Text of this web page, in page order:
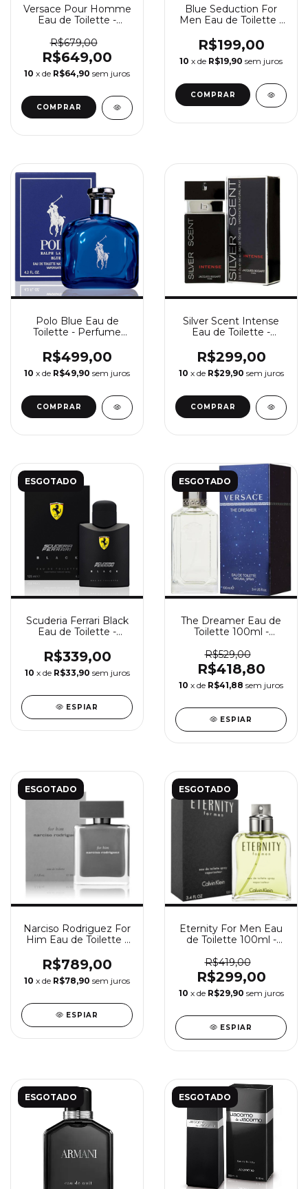
Versace Pour Homme
Eau de Toilette -
Versace
R$679,00
R$649,00
10 x de R$64,90 sem juros
COMPRAR
Blue Seduction For
Men Eau de Toilette -
Antonio Banderas
R$199,00
10 x de R$19,90 sem juros
COMPRAR
Polo Blue Eau de
Toilette - Perfume
Lauren
R$499,00
10 x de R$49,90 sem juros
COMPRAR
Silver Scent Intense
Eau de Toilette -
Jacques Bogart
R$299,00
10 x de R$29,90 sem juros
COMPRAR
ESGOTADO
Scuderia Ferrari Black
Eau de Toilette -
Scuderia Ferrari
R$339,00
10 x de R$33,90 sem juros
ESPIAR
ESGOTADO
The Dreamer Eau de
Toilette 100ml -
Versace
R$529,00
R$418,80
10 x de R$41,88 sem juros
ESPIAR
ESGOTADO
Narciso Rodriguez For
Him Eau de Toilette -
Narciso Rodriguez
R$789,00
10 x de R$78,90 sem juros
ESPIAR
ESGOTADO
Eternity For Men Eau
de Toilette 100ml -
Calvin Klein
R$419,00
R$299,00
10 x de R$29,90 sem juros
ESPIAR
ESGOTADO ESGOTADO